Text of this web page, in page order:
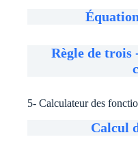
Règle de trois
5- Calculateur des
Calcul